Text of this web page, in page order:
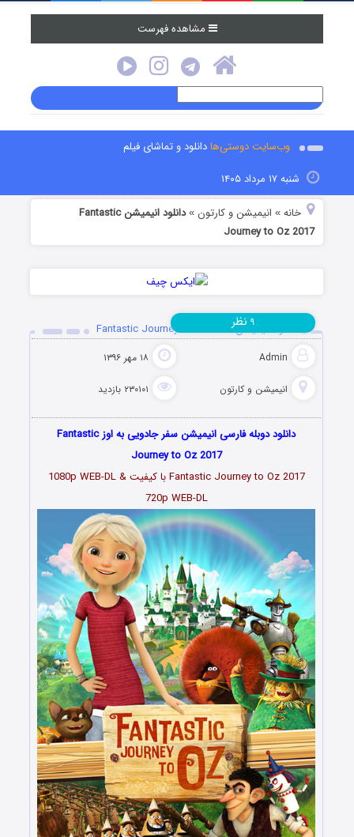
مشاهده فهرست
وب‌سایت دوستی‌هادانلود و تماشای فیلم
شنبه ۱۷ مرداد ۱۴۰۵
خانه » انیمیشن و کارتون »
دانلود انیمیشن Fantastic
Journey to Oz 2017
دانلود انیمیشن Fantastic Journey to Oz 2017
Admin ۱۸ مهر ۱۳۹۶
انیمیشن و کارتون ۲۳۰۱۰۱ بازدید
۹ نظر
دانلود دوبله فارسی انیمیشن سفر جادویی به اوز Fantastic
Journey to Oz 2017
Fantastic Journey to Oz 2017 با کیفیت 1080p WEB-DL &
720p WEB-DL